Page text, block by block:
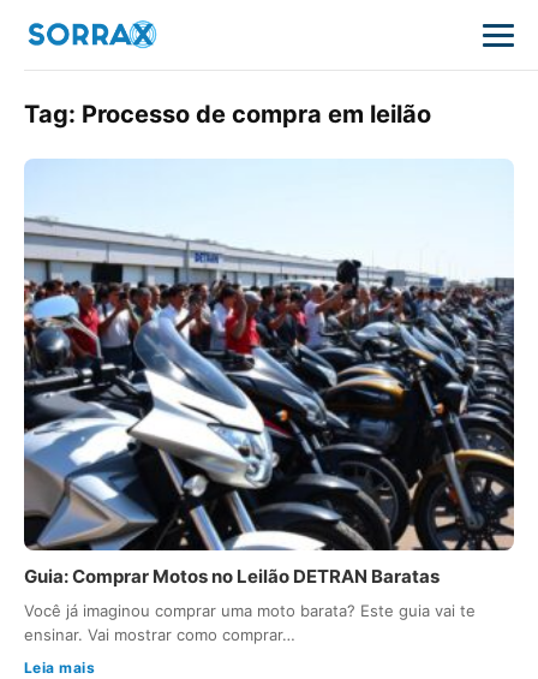
Tag: Processo de compra em leilão
Guia: Comprar Motos no Leilão DETRAN Baratas
Você já imaginou comprar uma moto barata? Este guia vai te
ensinar. Vai mostrar como comprar…
Leia mais